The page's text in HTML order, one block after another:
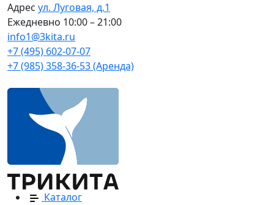
Адрес ул. Луговая, д.1
Ежедневно 10:00 – 21:00
info1@3kita.ru
+7 (495) 602-07-07
+7 (985) 358-36-53 (Аренда)
Каталог